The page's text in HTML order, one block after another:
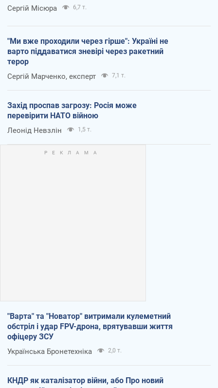
Сергій Місюра 6,7 т.
"Ми вже проходили через гірше": Україні не
варто піддаватися зневірі через ракетний
терор
Сергій Марченко, експерт 7,1 т.
Захід проспав загрозу: Росія може
перевірити НАТО війною
Леонід Невзлін 1,5 т.
"Варта" та "Новатор" витримали кулеметний
обстріл і удар FPV-дрона, врятувавши життя
офіцеру ЗСУ
Українська Бронетехніка 2,0 т.
КНДР як каталізатор війни, або Про новий